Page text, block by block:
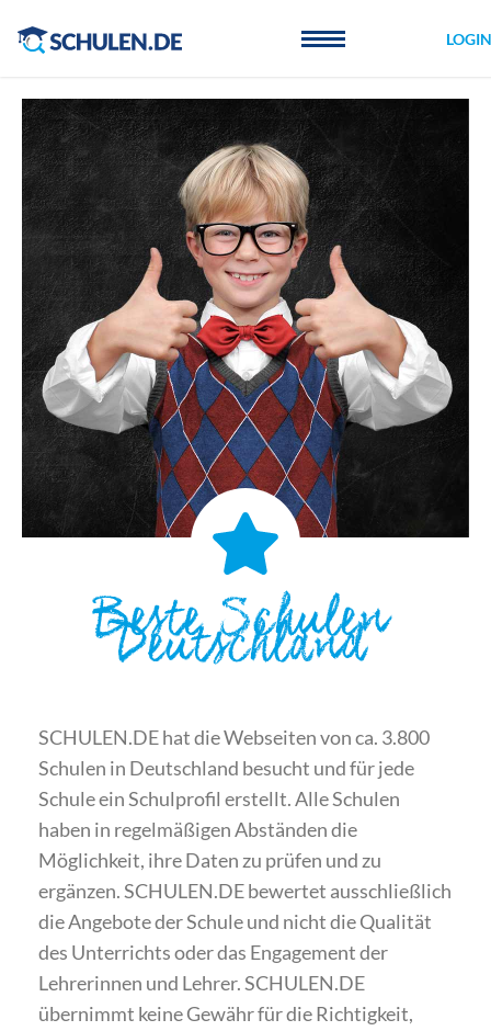
LOGIN
Beste Schulen
Deutschland
SCHULEN.DE hat die Webseiten von ca. 3.800
Schulen in Deutschland besucht und für jede
Schule ein Schulprofil erstellt. Alle Schulen
haben in regelmäßigen Abständen die
Möglichkeit, ihre Daten zu prüfen und zu
ergänzen. SCHULEN.DE bewertet ausschließlich
die Angebote der Schule und nicht die Qualität
des Unterrichts oder das Engagement der
Lehrerinnen und Lehrer. SCHULEN.DE
übernimmt keine Gewähr für die Richtigkeit,